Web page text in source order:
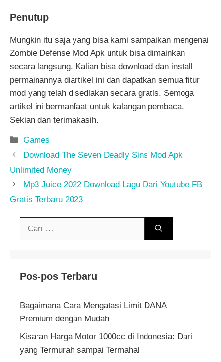
Penutup
Mungkin itu saja yang bisa kami sampaikan mengenai
Zombie Defense Mod Apk untuk bisa dimainkan
secara langsung. Kalian bisa download dan install
permainannya diartikel ini dan dapatkan semua fitur
mod yang telah disediakan secara gratis. Semoga
artikel ini bermanfaat untuk kalangan pembaca.
Sekian dan terimakasih.
Kategori
Games
Download The Seven Deadly Sins Mod Apk
Unlimited Money
Mp3 Juice 2022 Download Lagu Dari Youtube FB
Gratis Terbaru 2023
Cari
Pos-pos Terbaru
Bagaimana Cara Mengatasi Limit DANA
Premium dengan Mudah
Kisaran Harga Motor 1000cc di Indonesia: Dari
yang Termurah sampai Termahal